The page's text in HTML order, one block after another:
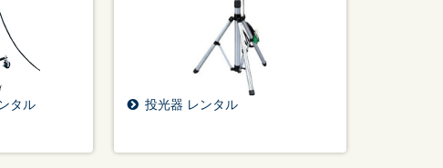
品レンタル
野球・ソフトボール
用品レンタル
タル 投光器 レンタル